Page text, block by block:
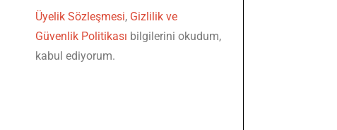
Üyelik Sözleşmesi, Gizlilik ve
Güvenlik Politikası bilgilerini okudum,
kabul ediyorum.